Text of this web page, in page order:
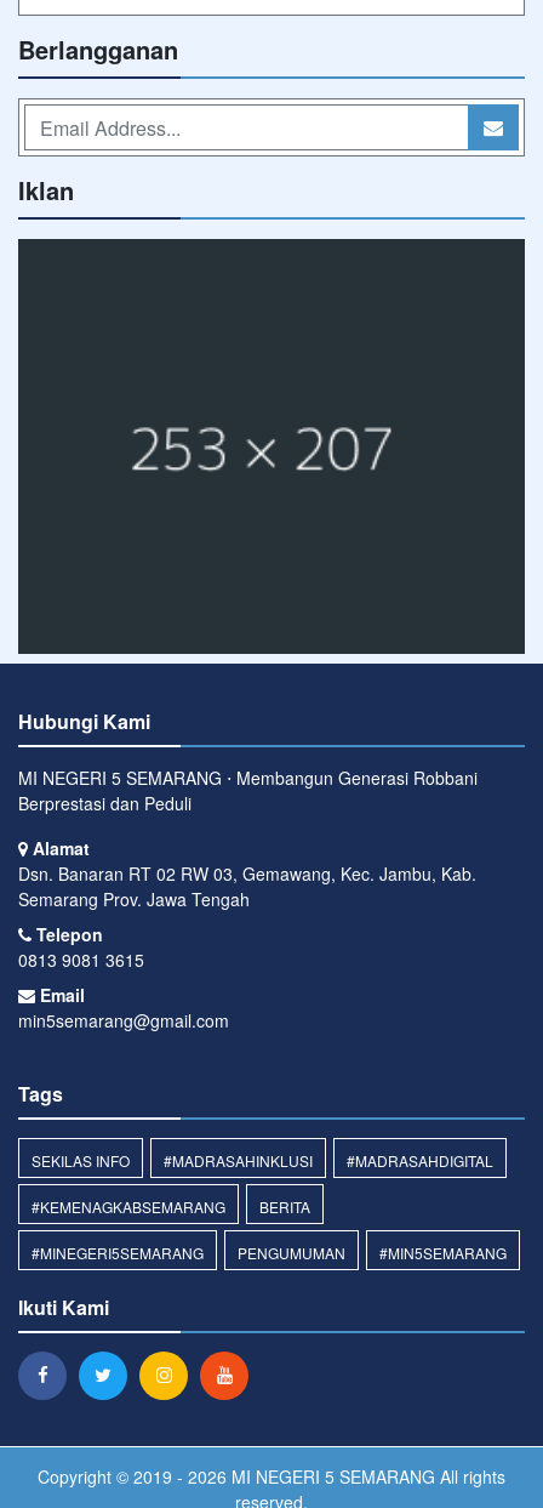
Berlangganan
Iklan
Hubungi Kami
MI NEGERI 5 SEMARANG ⋅ Membangun Generasi Robbani
Berprestasi dan Peduli
Alamat
Dsn. Banaran RT 02 RW 03, Gemawang, Kec. Jambu, Kab.
Semarang Prov. Jawa Tengah
Telepon
0813 9081 3615
Email
min5semarang@gmail.com
Tags
SEKILAS INFO #MADRASAHINKLUSI #MADRASAHDIGITAL
#KEMENAGKABSEMARANG BERITA
#MINEGERI5SEMARANG PENGUMUMAN #MIN5SEMARANG
Ikuti Kami
Copyright © 2019 - 2026 MI NEGERI 5 SEMARANG All rights
reserved.